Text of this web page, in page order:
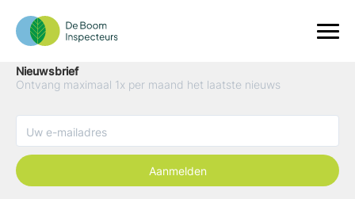
Nieuwsbrief
Ontvang maximaal 1x per maand het laatste nieuws
Aanmelden